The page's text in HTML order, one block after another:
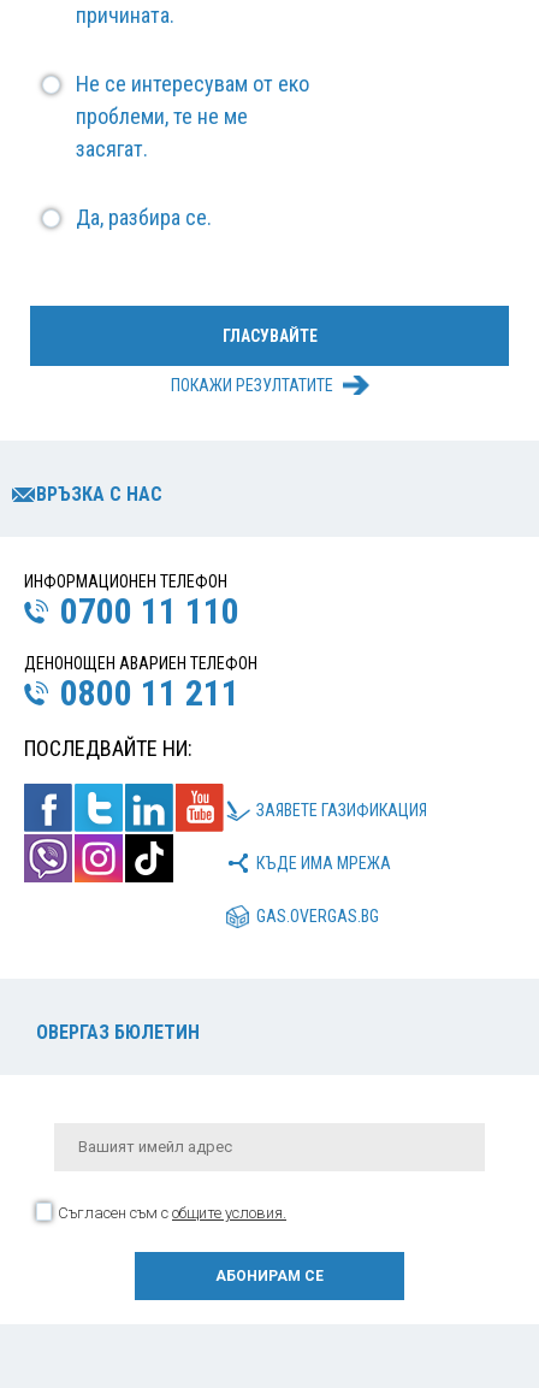
причината.
Не се интересувам от еко
проблеми, те не ме
засягат.
Да, разбира се.
ПОКАЖИ РЕЗУЛТАТИТЕ
ВРЪЗКА С НАС
ИНФОРМАЦИОНЕН ТЕЛЕФОН
0700 11 110
ДЕНОНОЩЕН АВАРИЕН ТЕЛЕФОН
0800 11 211
ПОСЛЕДВАЙТЕ НИ:
ЗАЯВЕТЕ ГАЗИФИКАЦИЯ
КЪДЕ ИМА МРЕЖА
GAS.OVERGAS.BG
ОВЕРГАЗ БЮЛЕТИН
Съгласен съм с общите условия.